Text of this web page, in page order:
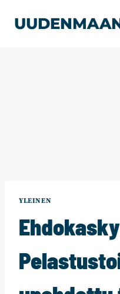
sisältöön
YLEINEN